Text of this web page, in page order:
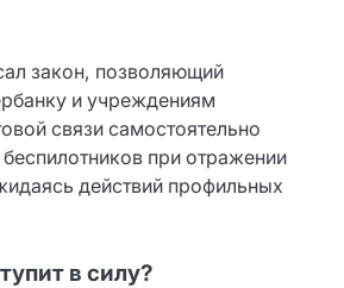
закон, позволяющий
и учреждениям
связи самостоятельно
при отражении
действий профильных
в силу?